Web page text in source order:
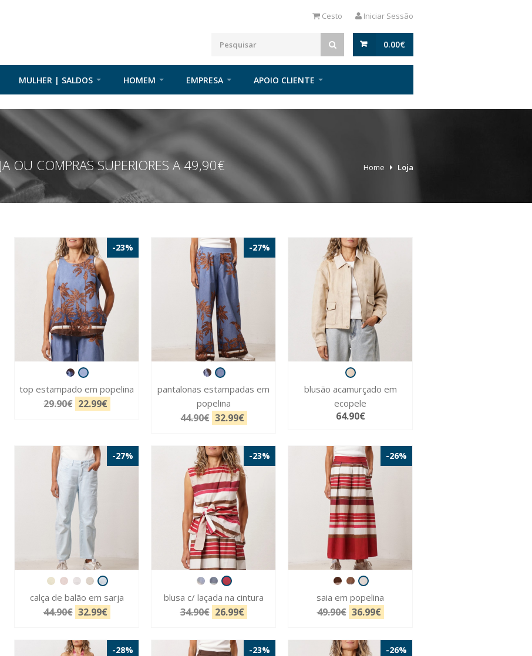
Cesto Iniciar Sessão
0.00€
MULHER | SALDOS HOMEM EMPRESA APOIO CLIENTE
OU COMPRAS SUPERIORES A 49,90€ Home Loja
-23%
top estampado em popelina
29.90€ 22.99€
-27%
pantalonas estampadas em
popelina
44.90€ 32.99€
blusão acamurçado em
ecopele
64.90€
-27%
calça de balão em sarja
44.90€ 32.99€
-23%
blusa c/ laçada na cintura
34.90€ 26.99€
-26%
saia em popelina
49.90€ 36.99€
-28% -23% -26%